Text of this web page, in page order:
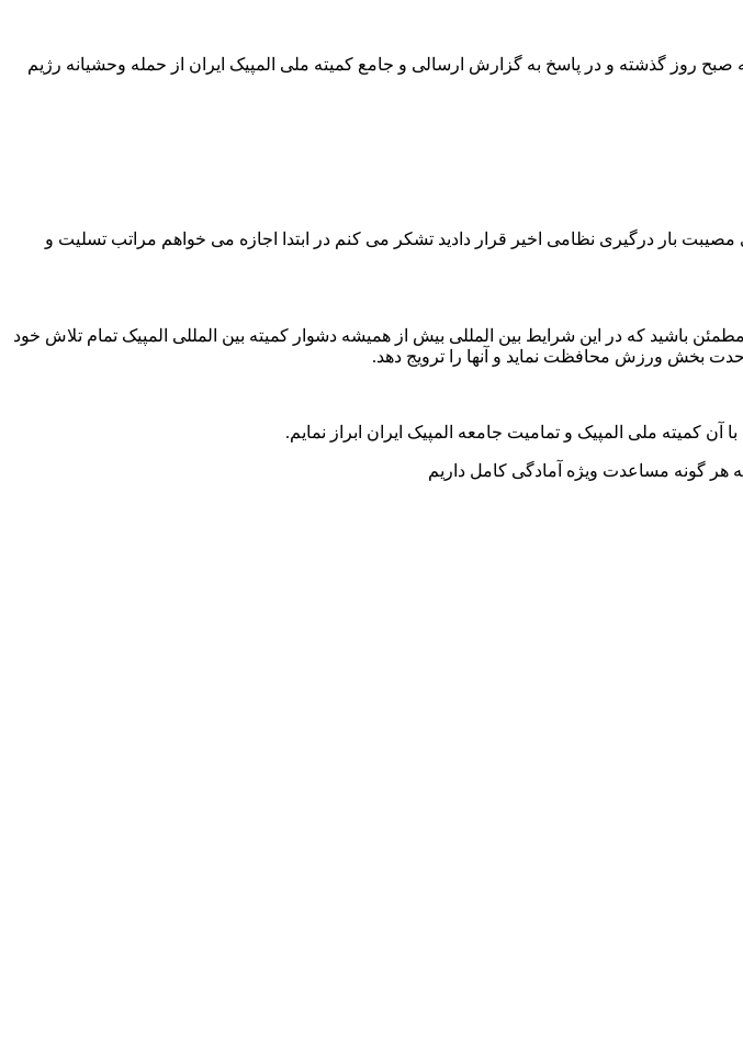
روز گذشته و در پاسخ به گزارش ارسالی و جامع کمیته ملی المپیک ایران از حمله وحشیانه رژیم
(۲) تیر (۱۴۰۴ که طی آن ما را در جریان پیامدهای مصیبت بار درگیری نظامی اخیر قرار دادید تشکر می کنم در ابتدا اجازه می خواهم مراتب تسلیت و
باشید که در این شرایط بین المللی بیش از همیشه دشوار کمیته بین المللی المپیک تمام تلاش خود
بخش ورزش محافظت نماید و آنها را ترویج دهد.
کمیته ملی المپیک و تمامیت جامعه المپیک ایران ابراز نمایم.
هر گونه مساعدت ویژه آمادگی کامل داریم